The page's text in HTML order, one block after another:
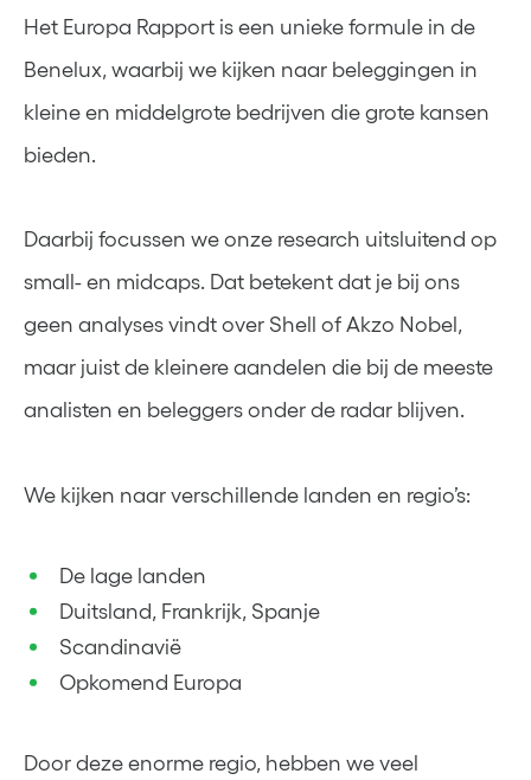
Het Europa Rapport is een unieke formule in de
Benelux, waarbij we kijken naar beleggingen in
kleine en middelgrote bedrijven die grote kansen
bieden.
Daarbij focussen we onze research uitsluitend op
small- en midcaps. Dat betekent dat je bij ons
geen analyses vindt over Shell of Akzo Nobel,
maar juist de kleinere aandelen die bij de meeste
analisten en beleggers onder de radar blijven.
We kijken naar verschillende landen en regio’s:
De lage landen
Duitsland, Frankrijk, Spanje
Scandinavië
Opkomend Europa
Door deze enorme regio, hebben we veel